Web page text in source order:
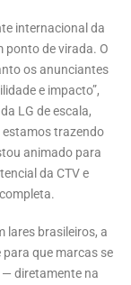
internacional da
ponto de virada. O
os anunciantes
e impacto”,
LG de escala,
estamos trazendo
animado para
da CTV e
lares brasileiros, a
que marcas se
diretamente na